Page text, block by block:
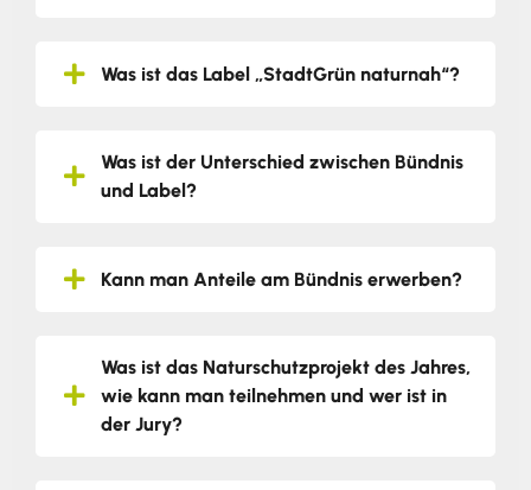
Was ist das Label „StadtGrün naturnah“?
Was ist der Unterschied zwischen Bündnis
und Label?
Kann man Anteile am Bündnis erwerben?
Was ist das Naturschutzprojekt des Jahres,
wie kann man teilnehmen und wer ist in
der Jury?